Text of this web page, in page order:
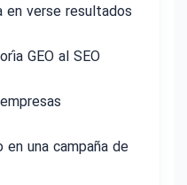
verse resultados
GEO al SEO
una campaña de